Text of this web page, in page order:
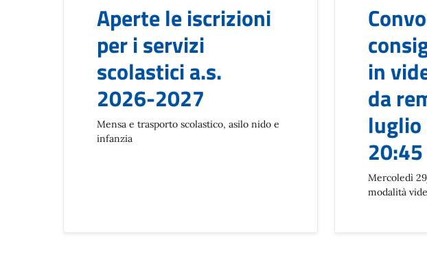
Aperte le iscrizioni
per i servizi
scolastici a.s.
2026-2027
Mensa e trasporto scolastico, asilo nido e
infanzia
in
da
luglio
20:45
Mercoledì
modalità